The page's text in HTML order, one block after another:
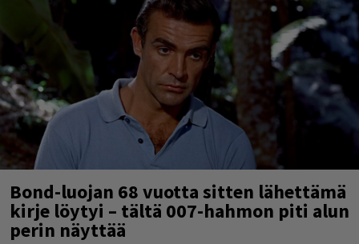
Bond-luojan 68 vuotta sitten lähettämä
kirje löytyi – tältä 007-hahmon piti alun
perin näyttää